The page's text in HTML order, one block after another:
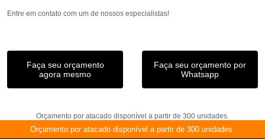
Entre em contato com um de nossos especialistas!
Faça seu orçamento
agora mesmo
Faça seu orçamento por
Whatsapp
Orçamento por atacado disponível a partir de 300 unidades.
Orçamento por atacado disponível a partir de 300 unidades.